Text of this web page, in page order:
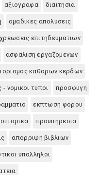
αξιογραφα διαιτησια
ομαδικες απολυσεις
επιτηδευματιων
ασφαλιση εργαζομενων
καθαρων κερδων
νομικοι τυποι προσφυγη
εκπτωση φορου
προϋπηρεσια
απορριψη βιβλιων
υπαλληλοι